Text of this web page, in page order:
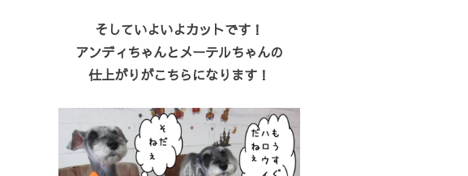
そしていよいよカットです！
アンディちゃんとメーテルちゃんの
仕上がりがこちらになります！